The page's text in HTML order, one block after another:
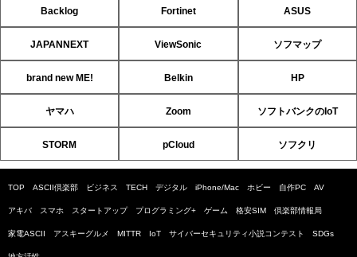
Backlog Fortinet ASUS
JAPANNEXT ViewSonic ソフマップ
brand new ME! Belkin HP
ヤマハ Zoom ソフトバンクのIoT
STORM pCloud ソフクリ
TOP ASCII倶楽部 ビジネス TECH デジタル iPhone/Mac ホビー 自作PC AV
アキバ スマホ スタートアップ プログラミング+ ゲーム 格安SIM 倶楽部情報局
家電ASCII アスキーグルメ MITTR IoT サイバーセキュリティ小説コンテスト SDGs